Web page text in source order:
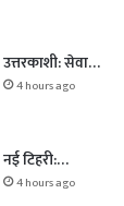
उत्तरकाशी: सेवा…
4 hours ago
नई टिहरी:…
4 hours ago